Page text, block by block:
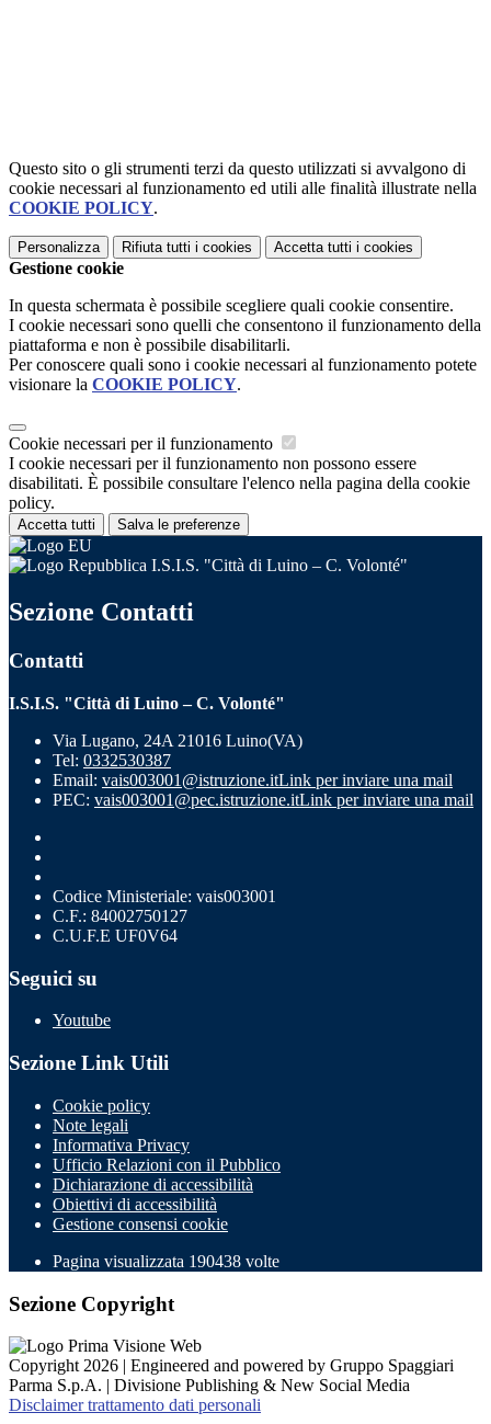
Questo sito o gli strumenti terzi da questo utilizzati si avvalgono di
cookie necessari al funzionamento ed utili alle finalità illustrate nella
COOKIE POLICY.
Personalizza Rifiuta tutti i cookies Accetta tutti i cookies
Gestione cookie
In questa schermata è possibile scegliere quali cookie consentire.
I cookie necessari sono quelli che consentono il funzionamento della
piattaforma e non è possibile disabilitarli.
Per conoscere quali sono i cookie necessari al funzionamento potete
visionare la COOKIE POLICY.
Cookie necessari per il funzionamento
I cookie necessari per il funzionamento non possono essere
disabilitati. È possibile consultare l'elenco nella pagina della cookie
policy.
Accetta tutti Salva le preferenze
I.S.I.S. "Città di Luino – C. Volonté"
Sezione Contatti
Contatti
I.S.I.S. "Città di Luino – C. Volonté"
Via Lugano, 24A 21016 Luino(VA)
Tel: 0332530387
Email: vais003001@istruzione.itLink per inviare una mail
PEC: vais003001@pec.istruzione.itLink per inviare una mail
Codice Ministeriale: vais003001
C.F.: 84002750127
C.U.F.E UF0V64
Seguici su
Youtube
Sezione Link Utili
Cookie policy
Note legali
Informativa Privacy
Ufficio Relazioni con il Pubblico
Dichiarazione di accessibilità
Obiettivi di accessibilità
Gestione consensi cookie
Pagina visualizzata 190438 volte
Sezione Copyright
Copyright 2026 | Engineered and powered by Gruppo Spaggiari
Parma S.p.A. | Divisione Publishing & New Social Media
Disclaimer trattamento dati personali